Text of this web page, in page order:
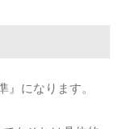
になります。